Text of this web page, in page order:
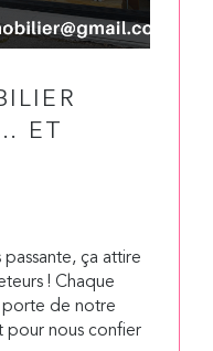
ET
ça attire
! Chaque
porte de notre
pour nous confier